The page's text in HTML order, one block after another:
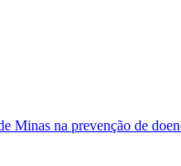
Minas na prevenção de